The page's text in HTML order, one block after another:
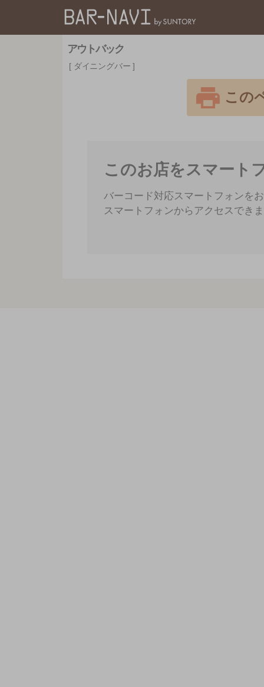
アウトバック
ダイニングバー
この
このお店をスマート
バーコード対応スマートフォンを
スマートフォンからアクセスでき